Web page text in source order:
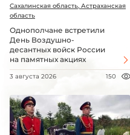
Сахалинская область, Астраханская
область
Однополчане встретили
День Воздушно-
десантных войск России
на памятных акциях
3 августа 2026 150